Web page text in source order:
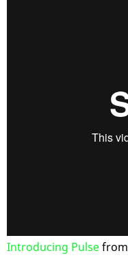
Introducing Pulsefrom